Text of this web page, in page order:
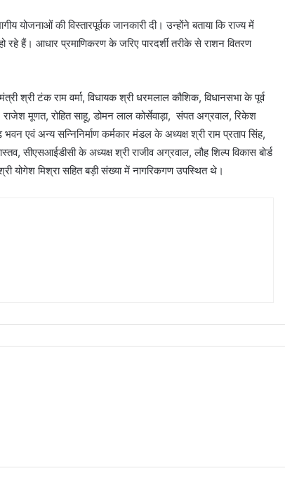
योजनाओं की विस्तारपूर्वक जानकारी दी। उन्होंने बताया कि राज्य में
रहे हैं। आधार प्रमाणिकरण के जरिए पारदर्शी तरीके से राशन वितरण
श्री टंक राम वर्मा, विधायक श्री धरमलाल कौशिक, विधानसभा के पूर्व
राजेश मूणत, रोहित साहू, डोमन लाल कोर्सेवाड़ा, संपत अग्रवाल, रिकेश
एवं अन्य सन्निनिर्माण कर्मकार मंडल के अध्यक्ष श्री राम प्रताप सिंह,
सीएसआईडीसी के अध्यक्ष श्री राजीव अग्रवाल, लौह शिल्प विकास बोर्ड
योगेश मिश्रा सहित बड़ी संख्या में नागरिकगण उपस्थित थे।